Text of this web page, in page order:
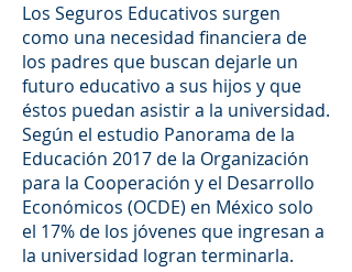
Los Seguros Educativos surgen
como una necesidad financiera de
los padres que buscan dejarle un
futuro educativo a sus hijos y que
éstos puedan asistir a la universidad.
Según el estudio Panorama de la
Educación 2017 de la Organización
para la Cooperación y el Desarrollo
Económicos (OCDE) en México solo
el 17% de los jóvenes que ingresan a
la universidad logran terminarla.